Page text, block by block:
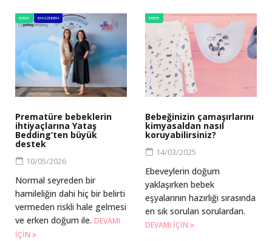
BEBEK BM GÜNDEM
Prematüre bebeklerin
ihtiyaçlarına Yataş
Bedding’ten büyük
destek
10/05/2026
Normal seyreden bir
hamileliğin dahi hiç bir belirti
vermeden riskli hale gelmesi
ve erken doğum ile. DEVAMI
IÇIN
BEBEK
Bebeğinizin çamaşırlarını
kimyasaldan nasıl
koruyabilirsiniz?
14/03/2025
Ebeveylerin doğum
yaklaşırken bebek
eşyalarının hazırlığı sırasında
en sık sorulan sorulardan.
DEVAMI IÇIN